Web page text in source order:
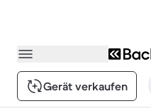
Gerät verkaufen